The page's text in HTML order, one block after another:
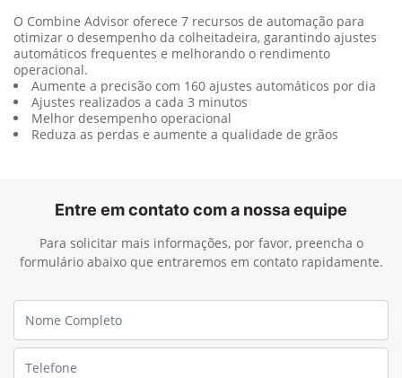
O Combine Advisor oferece 7 recursos de automação para
otimizar o desempenho da colheitadeira, garantindo ajustes
automáticos frequentes e melhorando o rendimento
operacional.
Aumente a precisão com 160 ajustes automáticos por dia
Ajustes realizados a cada 3 minutos
Melhor desempenho operacional
Reduza as perdas e aumente a qualidade de grãos
Entre em contato com a nossa equipe
Para solicitar mais informações, por favor, preencha o
formulário abaixo que entraremos em contato rapidamente.